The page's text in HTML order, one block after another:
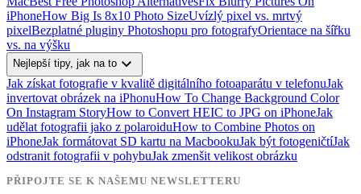
iPhoneHow Big Is 8x10 Photo SizeUvízlý pixel vs. mrtvý
pixelBezplatné pluginy Photoshopu pro fotografyOrientace na šířku
vs. na výšku
Nejlepší tipy, jak na to expand_more
Jak získat fotografie v kvalitě digitálního fotoaparátu v telefonuJak
invertovat obrázek na iPhonuHow To Change Background Color
On Instagram StoryHow to Convert HEIC to JPG on iPhoneJak
udělat fotografii jako z polaroiduHow to Combine Photos on
iPhoneJak formátovat SD kartu na MacbookuJak být fotogeničtíJak
odstranit fotografii v pohybuJak zmenšit velikost obrázku
PŘIPOJTE SE K NAŠEMU NEWSLETTERU